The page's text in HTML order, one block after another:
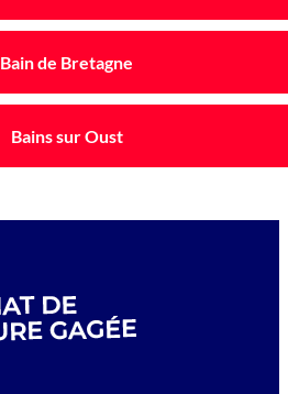
Bain de Bretagne
Bains sur Oust